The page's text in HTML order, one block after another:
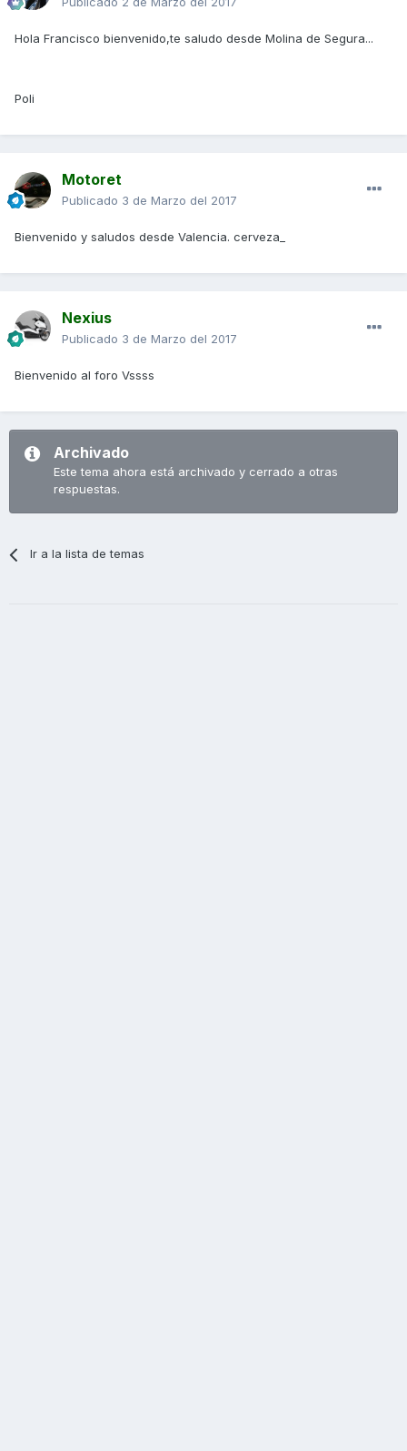
Hola Francisco bienvenido,te saludo desde Molina de Segura...
Poli
Motoret
Publicado 3 de Marzo del 2017
Bienvenido y saludos desde Valencia. cerveza_
Nexius
Publicado 3 de Marzo del 2017
Bienvenido al foro Vssss
Archivado
Este tema ahora está archivado y cerrado a otras
respuestas.
Ir a la lista de temas